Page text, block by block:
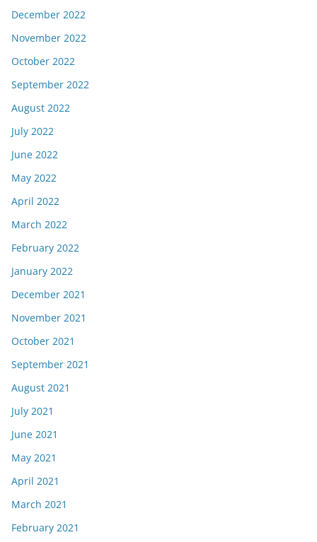
December 2022
November 2022
October 2022
September 2022
August 2022
July 2022
June 2022
May 2022
April 2022
March 2022
February 2022
January 2022
December 2021
November 2021
October 2021
September 2021
August 2021
July 2021
June 2021
May 2021
April 2021
March 2021
February 2021